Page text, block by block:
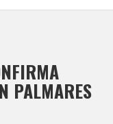
PALMARES